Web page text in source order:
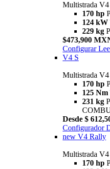
Multistrada V4
170 hp
124 kW
229 kg
$473,900
Configurar
V4 S
Multistrada V4
170 hp
125 Nm
231 kg
Desde $
Configurador
new V4 Rally
Multistrada
170 hp